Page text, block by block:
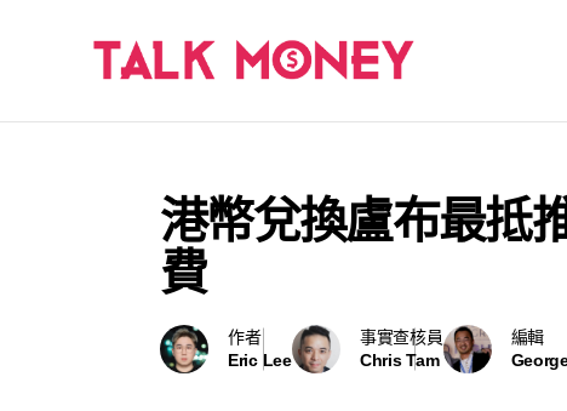
港幣兌換盧布最抵
費
作者
Eric Lee
事實查核員
Chris Tam
編輯